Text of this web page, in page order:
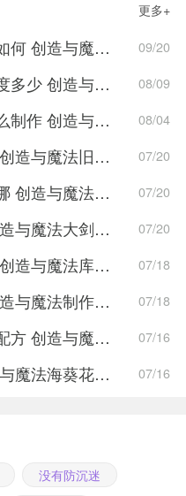
更多+
创造与魔法祈愿灵翼技能如何 创造与魔法祈愿灵翼详情介绍 09/20
创造与魔法大白与八角速度多少 创造与魔法大白与八角速度介绍 08/09
创造与魔法疗海龙饲料怎么制作 创造与魔法疗海龙饲料制作方法 08/04
创造与魔法旧凛冬河在哪 创造与魔法旧凛冬河位置介绍 07/20
创造与魔法巨型结晶树在哪 创造与魔法巨型结晶树位置介绍 07/20
创造与魔法大剑怎么做 创造与魔法大剑制作方法介绍 07/20
创造与魔法沉眠之海坐骑 创造与魔法库露娜怎么去捕捉 07/18
创造与魔法愈海龙饲料 创造与魔法制作愈海龙饲料 07/18
创造与魔法沉眠凶鲨饲料配方 创造与魔法沉眠凶鲨制作饲料配方 07/16
创造与魔法制作饲料 创造与魔法海葵花生长位置 07/16
没有防沉迷